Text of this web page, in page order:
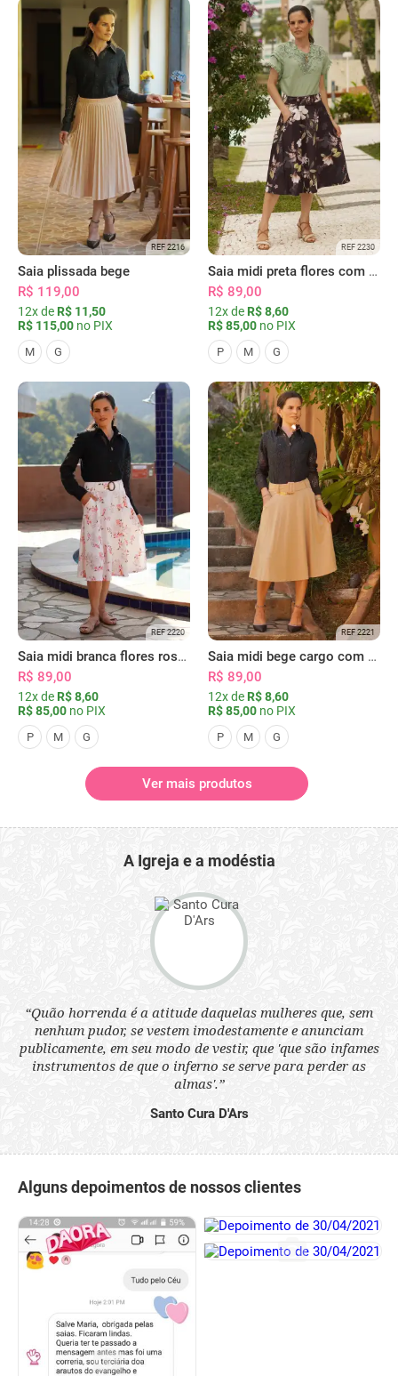
REF 2216
Saia plissada bege
R$ 119,00
12x de R$ 11,50
R$ 115,00 no PIX
M G
REF 2230
Saia midi preta flores com bolsos
R$ 89,00
12x de R$ 8,60
R$ 85,00 no PIX
P M G
REF 2220
Saia midi branca flores rosas com bolsos
R$ 89,00
12x de R$ 8,60
R$ 85,00 no PIX
P M G
REF 2221
Saia midi bege cargo com bolsos
R$ 89,00
12x de R$ 8,60
R$ 85,00 no PIX
P M G
Ver mais produtos
A Igreja e a modéstia
“Quão horrenda é a atitude daquelas mulheres que, sem
nenhum pudor, se vestem imodestamente e anunciam
publicamente, em seu modo de vestir, que 'que são infames
instrumentos de que o inferno se serve para perder as
almas'.”
Santo Cura D'Ars
Alguns depoimentos de nossos clientes